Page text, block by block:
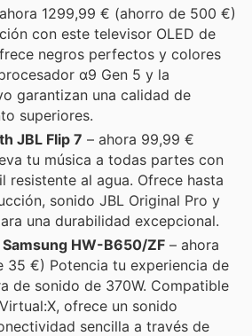
1299,99 € (ahorro de 500 €)
con este televisor OLED de
negros perfectos y colores
α9 Gen 5 y la
garantizan una calidad de
superiores.
JBL Flip 7 – ahora 99,99 €
tu música a todas partes con
al agua. Ofrece hasta
sonido JBL Original Pro y
una durabilidad excepcional.
HW-B650/ZF – ahora
35 €) Potencia tu experiencia de
de sonido de 370W. Compatible
ofrece un sonido
sencilla a través de